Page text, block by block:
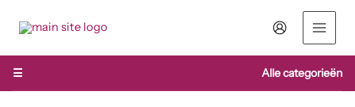
naar
inhoud
☰
Alle categorieën